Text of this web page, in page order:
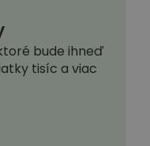
bude ihneď
tisíc a viac